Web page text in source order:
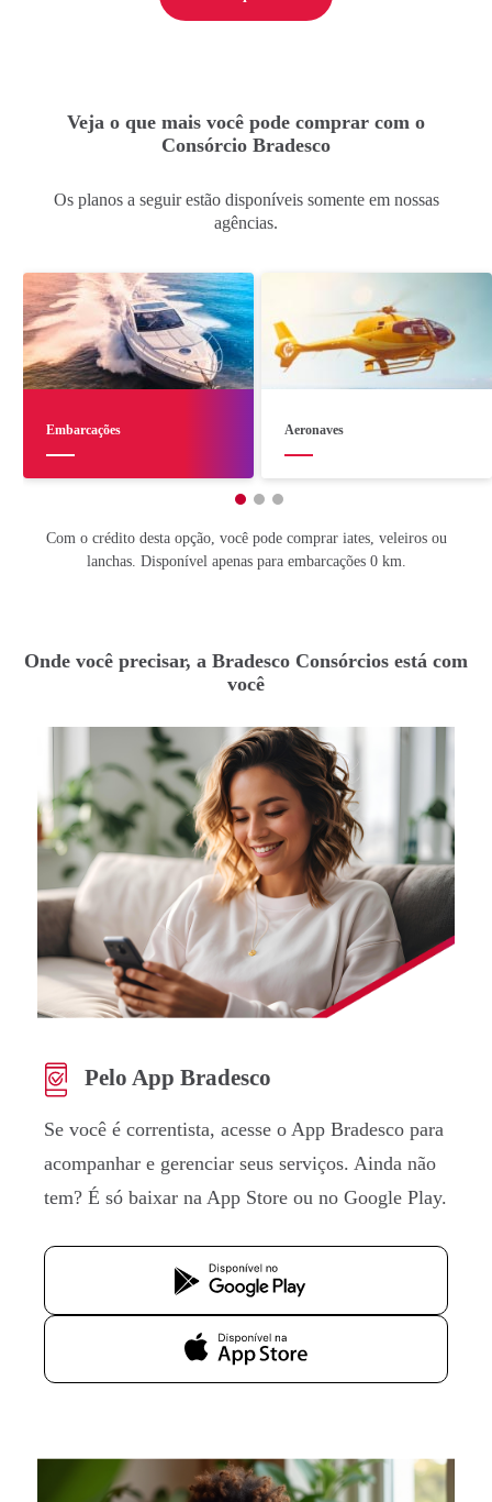
Veja o que mais você pode comprar com o
Consórcio Bradesco
Os planos a seguir estão disponíveis somente em nossas
agências.
Embarcações Aeronaves
Com o crédito desta opção, você pode comprar iates, veleiros ou
lanchas. Disponível apenas para embarcações 0 km.
Onde você precisar, a Bradesco Consórcios está com
você
Pelo App Bradesco
Se você é correntista, acesse o App Bradesco para
acompanhar e gerenciar seus serviços. Ainda não
tem? É só baixar na App Store ou no Google Play.